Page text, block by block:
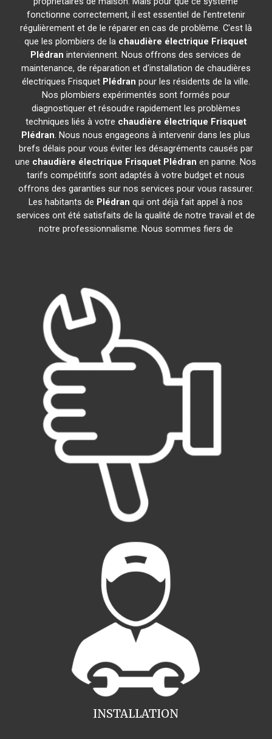
fonctionne correctement, il est essentiel de l'entretenir
régulièrement et de le réparer en cas de problème. C'est là
que les plombiers de la chaudière électrique Frisquet
Plédran interviennent. Nous offrons des services de
maintenance, de réparation et d'installation de chaudières
électriques Frisquet Plédran pour les résidents de la ville.
Nos plombiers expérimentés sont formés pour
diagnostiquer et résoudre rapidement les problèmes
techniques liés à votre chaudière électrique Frisquet
Plédran. Nous nous engageons à intervenir dans les plus
brefs délais pour vous éviter les désagréments causés par
une chaudière électrique Frisquet Plédran en panne. Nos
tarifs compétitifs sont adaptés à votre budget et nous
offrons des garanties sur nos services pour vous rassurer.
Les habitants de Plédran qui ont déjà fait appel à nos
services ont été satisfaits de la qualité de notre travail et de
notre professionnalisme. Nous sommes fiers de
INSTALLATION